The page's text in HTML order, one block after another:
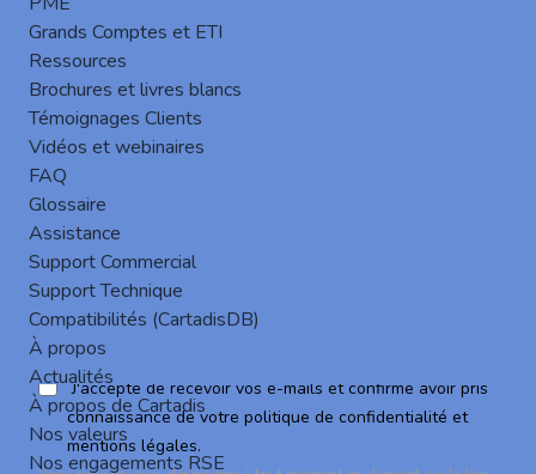
Grands Comptes et ETI
Ressources
Brochures et livres blancs
Témoignages Clients
Vidéos et webinaires
FAQ
Glossaire
Assistance
Support Commercial
Support Technique
Compatibilités (CartadisDB)
À propos
Actualités
À propos de Cartadis
Nos valeurs
Nos engagements RSE
Trouver un revendeur
S'abonner à la newsletter
Abonnez-vous et faites partie de l'aventure Gespage !
J'accepte de recevoir vos e-mails et confirme avoir pris
connaissance de votre politique de confidentialité et
mentions légales.